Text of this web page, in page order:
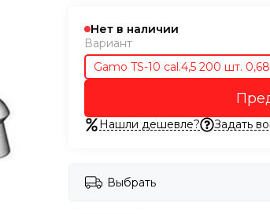
Нет в наличии
Вариант
Gamo TS-10 cal.4,5 200 шт. 0,68
Нашли дешевле? Задать
Выбрать